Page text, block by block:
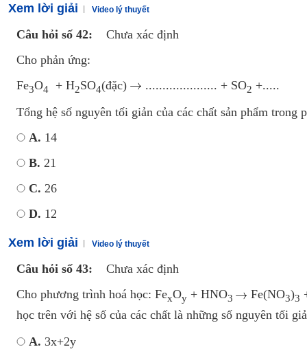
Xem lời giải Video lý thuyết
Câu hỏi số 42:
Chưa xác định
Cho phản ứng:
Fe3O4 + H2SO4(đặc) ..................... + SO2 +.....
Tổng hệ số nguyên tối giản của các chất sản phẩm trong
A. 14
B. 21
C. 26
D. 12
Xem lời giải Video lý thuyết
Câu hỏi số 43:
Chưa xác định
Cho phương trình hoá học: FexOy + HNO3 Fe(NO3)3
học trên với hệ số của các chất là những số nguyên tối
A. 3x+2y